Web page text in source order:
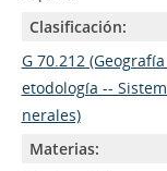
Clasificación:
G 70.212
etodología --
nerales)
Materias: